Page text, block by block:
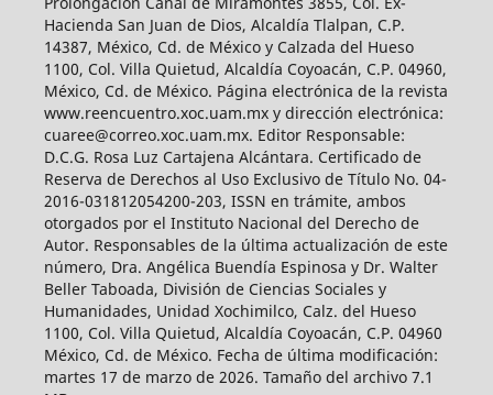
Hacienda San Juan de Dios, Alcaldía Tlalpan, C.P.
14387, México, Cd. de México y Calzada del Hueso
1100, Col. Villa Quietud, Alcaldía Coyoacán, C.P. 04960,
México, Cd. de México. Página electrónica de la revista
www.reencuentro.xoc.uam.mx y dirección electrónica:
cuaree@correo.xoc.uam.mx. Editor Responsable:
D.C.G. Rosa Luz Cartajena Alcántara. Certificado de
Reserva de Derechos al Uso Exclusivo de Título No. 04-
2016-031812054200-203, ISSN en trámite, ambos
otorgados por el Instituto Nacional del Derecho de
Autor. Responsables de la última actualización de este
número, Dra. Angélica Buendía Espinosa y Dr. Walter
Beller Taboada, División de Ciencias Sociales y
Humanidades, Unidad Xochimilco, Calz. del Hueso
1100, Col. Villa Quietud, Alcaldía Coyoacán, C.P. 04960
México, Cd. de México. Fecha de última modificación:
martes 17 de marzo de 2026. Tamaño del archivo 7.1